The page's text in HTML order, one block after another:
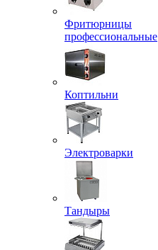
Фритюрницы
профессиональные
Коптильни
Электроварки
Тандыры